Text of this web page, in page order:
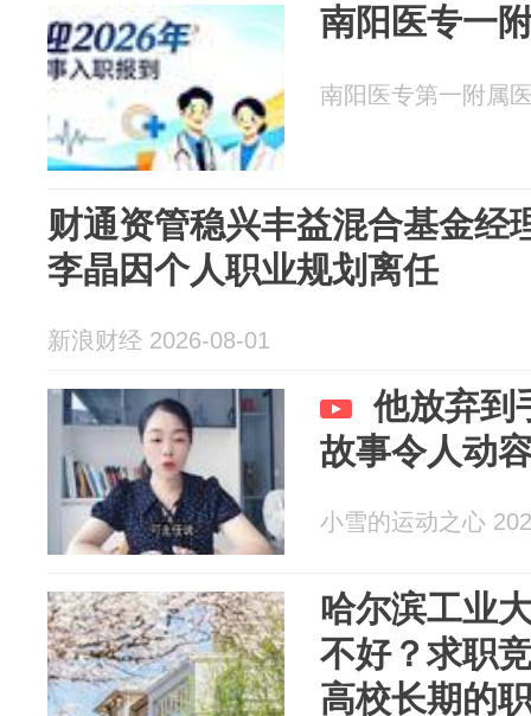
南阳医专一
南阳医专第一附属
财通资管稳兴丰益混合基金经
李晶因个人职业规划离任
新浪财经 2026-08-01
他放弃到
故事令人动
小雪的运动之心
哈尔滨工业
不好？求职
高校长期的